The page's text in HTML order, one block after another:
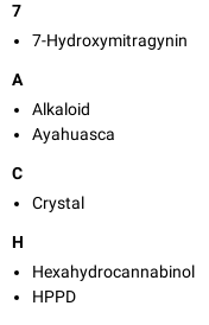
7
7-Hydroxymitragynin
A
Alkaloid
Ayahuasca
C
Crystal
H
Hexahydrocannabinol
HPPD